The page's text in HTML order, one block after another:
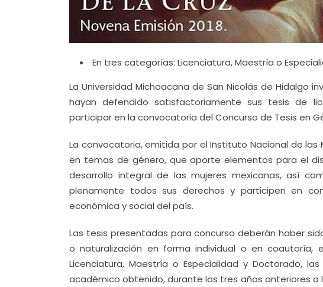
En tres categorías: Licenciatura, Maestría o
La Universidad Michoacana de San Nicolás de Hidalgo
hayan defendido satisfactoriamente sus tesis de
participar en la convocatoria del Concurso de Tesis en
La convocatoria, emitida por el Instituto Nacional de
en temas de género, que aporte elementos para el
desarrollo integral de las mujeres mexicanas, así
plenamente todos sus derechos y participen en
económica y social del país.
Las tesis presentadas para concurso deberán haber
o naturalización en forma individual o en coautoría,
Licenciatura, Maestría o Especialidad y Doctorado,
académico obtenido, durante los tres años anteriores